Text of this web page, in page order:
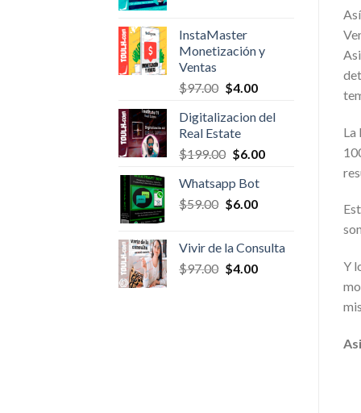
$97.00.
InstaMaster
Monetización y
Ventas
$97.00 Original
was:
$97.00.
$4.00Current
is:
Digitalizacion del
Real Estate
$199.00 Original
was:
$199.00.
$6.00Current
Whatsapp Bot
$59.00 Original
$59.00.
$6.00Current
$6.00.
Vivir de la Consulta
$97.00 Original
$4.00Current
La
Y